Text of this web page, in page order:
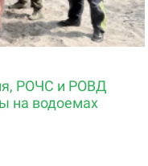
РОЧС и РОВД
на водоемах